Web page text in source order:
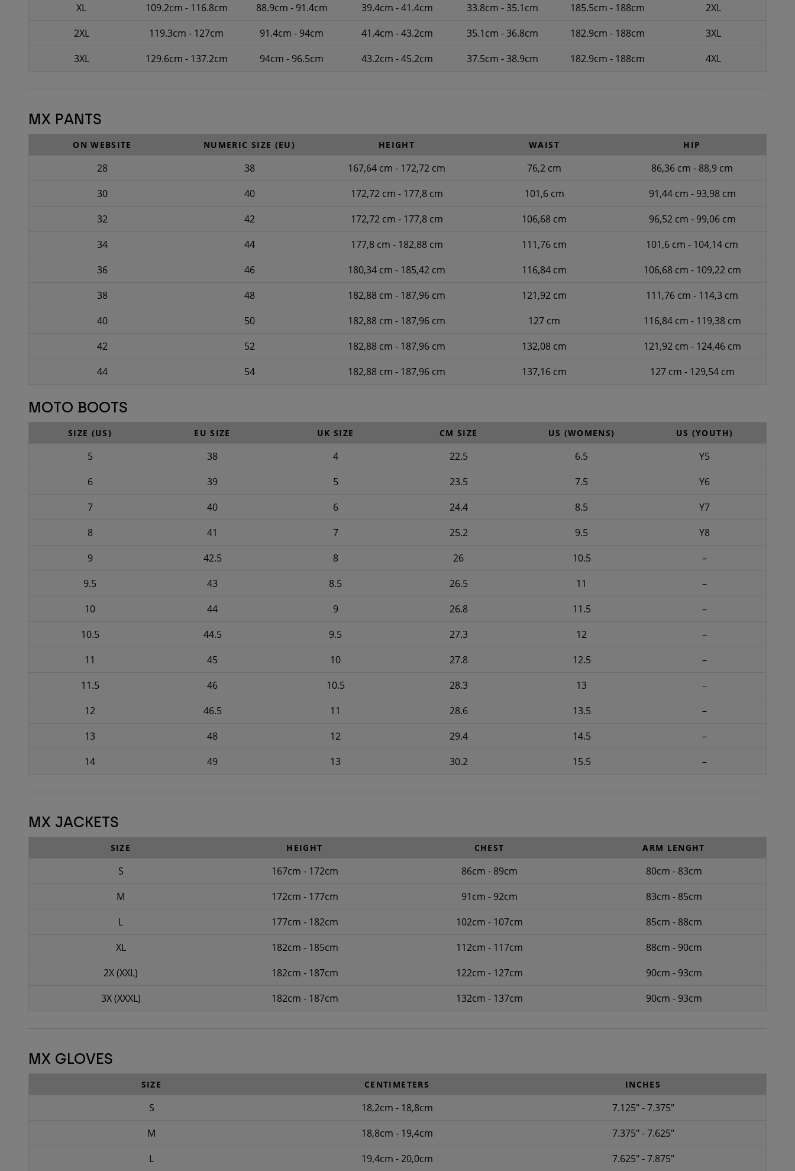
XL
109.2cm - 116.8cm 88.9cm - 91.4cm 39.4cm - 41.4cm 33.8cm - 35.1cm 185.5cm - 188cm
2XL
2XL
119.3cm - 127cm 91.4cm - 94cm 41.4cm - 43.2cm 35.1cm - 36.8cm 182.9cm - 188cm
3XL
3XL
129.6cm - 137.2cm 94cm - 96.5cm 43.2cm - 45.2cm 37.5cm - 38.9cm 182.9cm - 188cm 4XL
MX PANTS
ON WEBSITE NUMERIC SIZE (EU) HEIGHT WAIST HIP
28 38 167,64 cm - 172,72 cm 76,2 cm
86,36 cm - 88,9 cm
30
40 172,72 cm - 177,8 cm 101,6 cm
91,44 cm - 93,98 cm
32
42 172,72 cm - 177,8 cm 106,68 cm
96,52 cm - 99,06 cm
34
44 177,8 cm - 182,88 cm 111,76 cm
101,6 cm - 104,14 cm
36
46 180,34 cm - 185,42 cm 116,84 cm
106,68 cm - 109,22 cm
38
48 182,88 cm - 187,96 cm 121,92 cm
111,76 cm - 114,3 cm
40
50 182,88 cm - 187,96 cm 127 cm
116,84 cm - 119,38 cm
42
52 182,88 cm - 187,96 cm 132,08 cm
121,92 cm - 124,46 cm
44
54 182,88 cm - 187,96 cm 137,16 cm 127 cm - 129,54 cm
MOTO BOOTS
SIZE (US) EU SIZE UK SIZE CM SIZE US (WOMENS) US (YOUTH)
5 38 4 22.5 6.5
Y5
6
39 5 23.5 7.5
Y6
7
40 6 24.4 8.5
Y7
8
41 7 25.2 9.5
Y8
9
42.5 8 26 10.5
–
9.5
43 8.5 26.5 11
–
10
44 9 26.8 11.5
–
10.5
44.5 9.5 27.3 12
–
11
45 10 27.8 12.5
–
11.5
46 10.5 28.3 13
–
12
46.5 11 28.6 13.5
–
13
48 12 29.4 14.5
–
14
49 13 30.2 15.5 –
MX JACKETS
SIZE HEIGHT CHEST ARM LENGHT
S 167cm - 172cm 86cm - 89cm
80cm - 83cm
M
172cm - 177cm 91cm - 92cm
83cm - 85cm
L
177cm - 182cm 102cm - 107cm
85cm - 88cm
XL
182cm - 185cm 112cm - 117cm
88cm - 90cm
2X (XXL)
182cm - 187cm 122cm - 127cm
90cm - 93cm
3X (XXXL)
182cm - 187cm 132cm - 137cm 90cm - 93cm
MX GLOVES
SIZE CENTIMETERS INCHES
S 18,2cm - 18,8cm
7.125" - 7.375"
M
18,8cm - 19,4cm
7.375" - 7.625"
L
19,4cm - 20,0cm 7.625" - 7.875"